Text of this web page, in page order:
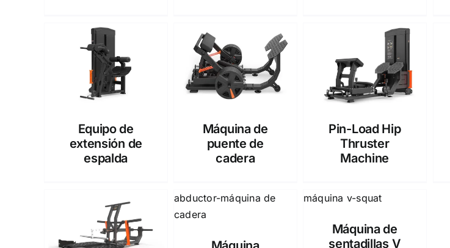
Equipo de
extensión de
espalda
Máquina de
puente de
cadera
Pin-Load Hip
Thruster
Machine
Máquina de
sentadillas V